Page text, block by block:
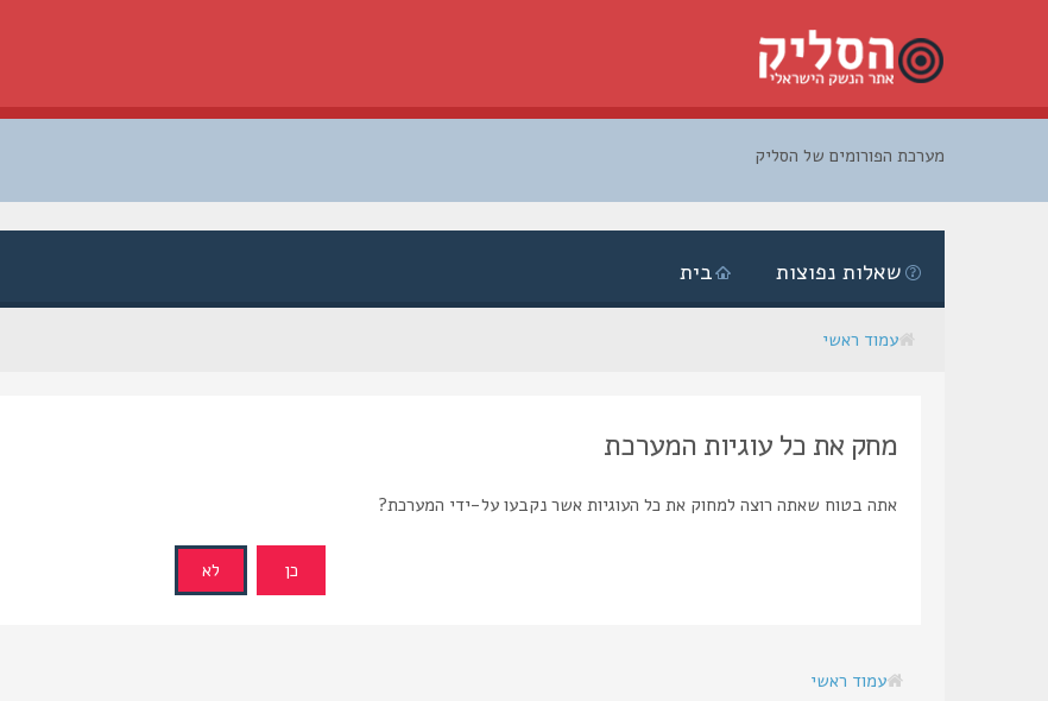
מערכת הפורומים של הסליק
בית שאלות נפוצות
עמוד ראשי
מחק את כל עוגיות המערכת
אתה בטוח שאתה רוצה למחוק את כל העוגיות אשר נקבעו על-ידי המערכת?
עמוד ראשי